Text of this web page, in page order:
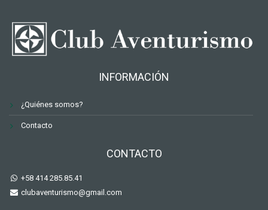
INFORMACIÓN
¿Quiénes somos?
Contacto
CONTACTO
+58 414 285.85.41
clubaventurismo@gmail.com